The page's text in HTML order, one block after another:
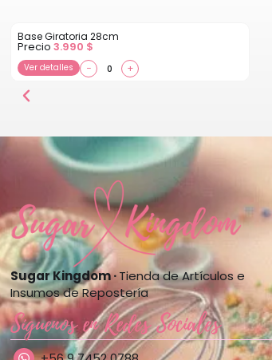
Base Giratoria 28cm
Precio3.990 $
Ver detalles − +
Sugar Kingdom ·Tienda de Artículos e
Insumos de Repostería
Síguenos en Redes Sociales